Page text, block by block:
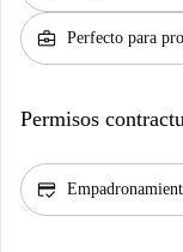
business_center Perfecto para
Permisos
credit_score